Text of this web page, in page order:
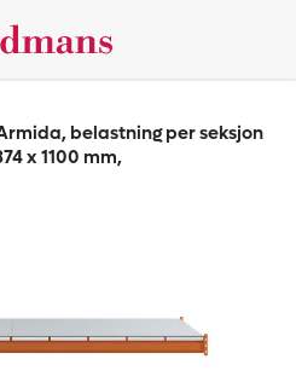
belastning per seksjon
x 1100 mm,